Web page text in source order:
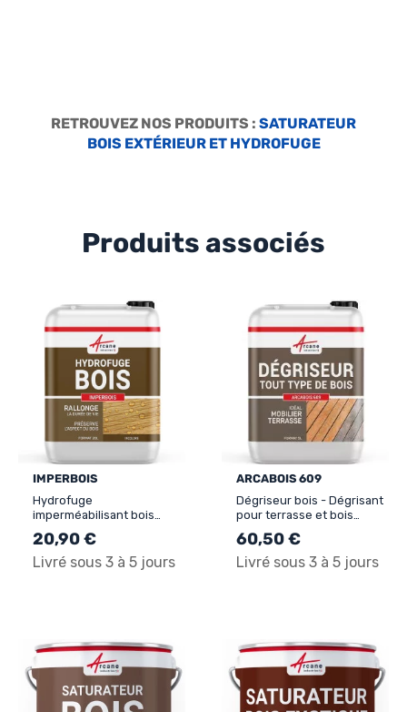
RETROUVEZ NOS PRODUITS : SATURATEUR
BOIS EXTÉRIEUR ET HYDROFUGE
Produits associés
IMPERBOIS
Hydrofuge
imperméabilisant bois
extérieur et exotique :
IMPERBOIS
20,90 €
Livré sous 3 à 5 jours
ARCABOIS 609
Dégriseur bois - Dégrisant
pour terrasse et bois
extérieur - ARCABOIS 609
60,50 €
Livré sous 3 à 5 jours